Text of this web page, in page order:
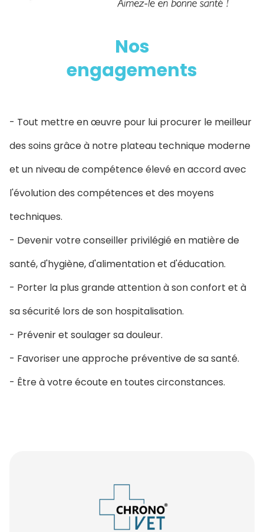
Nos
engagements
- Tout mettre en œuvre pour lui procurer le meilleur
des soins grâce à notre plateau technique moderne
et un niveau de compétence élevé en accord avec
l'évolution des compétences et des moyens
techniques.
- Devenir votre conseiller privilégié en matière de
santé, d'hygiène, d'alimentation et d'éducation.
- Porter la plus grande attention à son confort et à
sa sécurité lors de son hospitalisation.
- Prévenir et soulager sa douleur.
- Favoriser une approche préventive de sa santé.
- Être à votre écoute en toutes circonstances.